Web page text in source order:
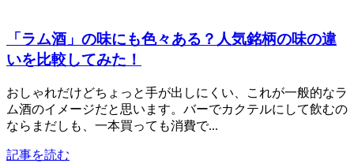
「ラム酒」の味にも色々ある？人気銘柄の味の違
いを比較してみた！
おしゃれだけどちょっと手が出しにくい、これが一般的なラ
ム酒のイメージだと思います。バーでカクテルにして飲むの
ならまだしも、一本買っても消費で...
記事を読む